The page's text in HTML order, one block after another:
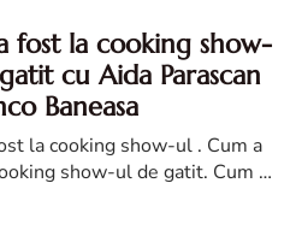
fost la cooking show-
cu Aida Parascan
Baneasa
la cooking show-ul . Cum a
show-ul de gatit. Cum a